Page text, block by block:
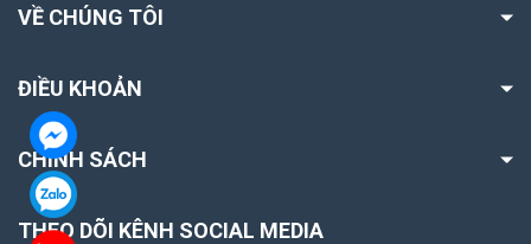
VỀ CHÚNG TÔI
ĐIỀU KHOẢN
CHÍNH SÁCH
THEO DÕI KÊNH SOCIAL MEDIA